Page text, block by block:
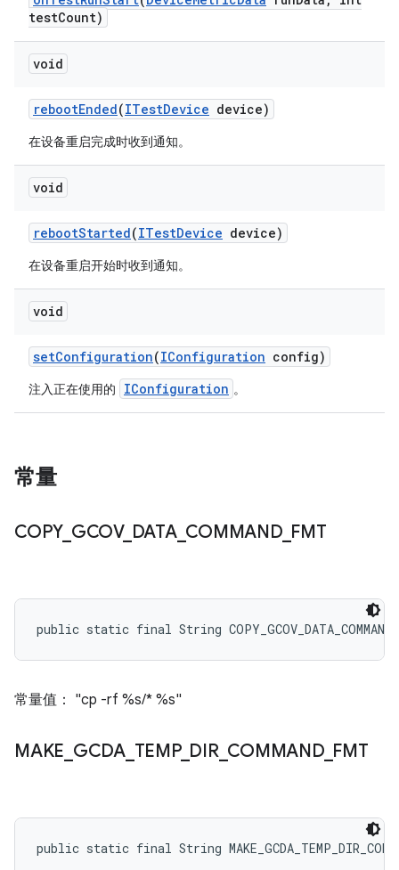
testCount)
void
rebootEnded(ITestDevice device)
在设备重启完成时收到通知。
void
rebootStarted(ITestDevice device)
在设备重启开始时收到通知。
void
setConfiguration(IConfiguration config)
注入正在使用的 IConfiguration 。
常量
COPY_ GCOV_ DATA_ COMMAND_ FMT
public static final String
常量值： "cp -rf %s/* %s"
MAKE GCDA_ TEMP_ DIR_ COMMAND_ FMT
public static final String